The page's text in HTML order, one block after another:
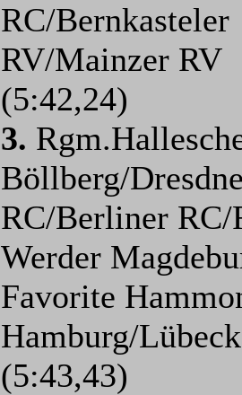
RC/Bernkasteler
RV/Mainzer RV
(5:42,24)
3.
Böllberg/
RC/Berliner
Werder
Favorite
Hamburg/
(5:43,43)